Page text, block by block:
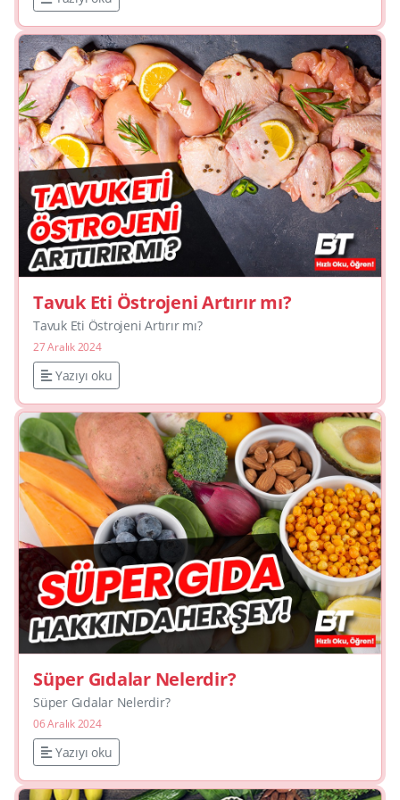
Tavuk Eti Östrojeni Artırır mı?
Tavuk Eti Östrojeni Artırır mı?
27 Aralık 2024
Yazıyı oku
Süper Gıdalar Nelerdir?
Süper Gıdalar Nelerdir?
06 Aralık 2024
Yazıyı oku